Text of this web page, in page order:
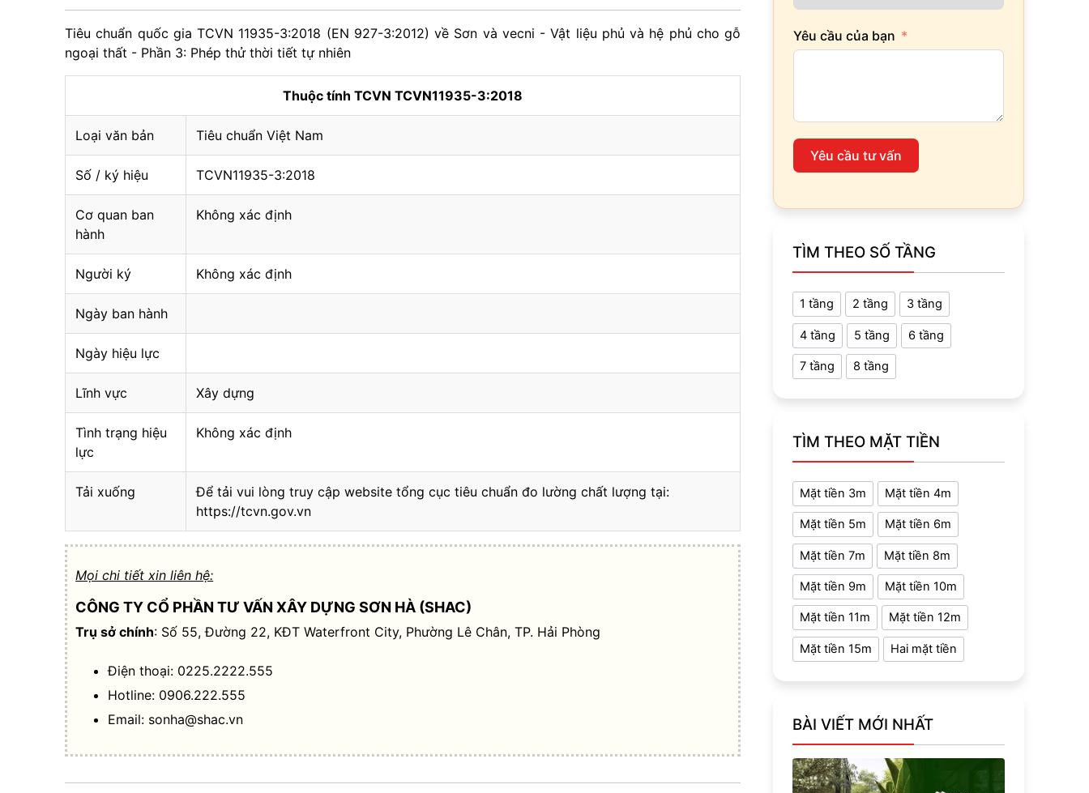
Tiêu chuẩn quốc gia TCVN 11935-3:2018 (EN 927-3:2012) về Sơn và vecni - Vật liệu phủ và hệ phủ cho gỗ
ngoại thất - Phần 3: Phép thử thời tiết tự nhiên
Thuộc tính TCVN TCVN11935-3:2018
Loại văn bản Tiêu chuẩn Việt Nam
Số / ký hiệu TCVN11935-3:2018
Cơ quan ban
hành
Không xác định
Người ký Không xác định
Ngày ban hành
Ngày hiệu lực
Lĩnh vực Xây dựng
Tình trạng hiệu
lực
Không xác định
Tải xuống
Để tải vui lòng truy cập website tổng cục tiêu chuẩn đo lường chất lượng tại:
https://tcvn.gov.vn
Mọi chi tiết xin liên hệ:
CÔNG TY CỔ PHẦN TƯ VẤN XÂY DỰNG SƠN HÀ (SHAC)
Trụ sở chính: Số 55, Đường 22, KĐT Waterfront City, Phường Lê Chân, TP. Hải Phòng
Điện thoại: 0225.2222.555
Hotline: 0906.222.555
Email: sonha@shac.vn
Yêu cầu của bạn
Yêu cầu tư vấn
TÌM THEO SỐ TẦNG
1 tầng 2 tầng 3 tầng
4 tầng 5 tầng 6 tầng
7 tầng 8 tầng
TÌM THEO MẶT TIỀN
Mặt tiền 3m Mặt tiền 4m
Mặt tiền 5m Mặt tiền 6m
Mặt tiền 7m Mặt tiền 8m
Mặt tiền 9m Mặt tiền 10m
Mặt tiền 11m Mặt tiền 12m
Mặt tiền 15m Hai mặt tiền
BÀI VIẾT MỚI NHẤT